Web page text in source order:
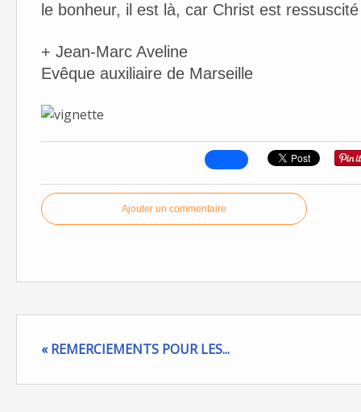
le bonheur, il est là, car Christ est
+ Jean-Marc Aveline
Evêque auxiliaire de Marseille
Ajouter un commentaire
« REMERCIEMENTS POUR LES...